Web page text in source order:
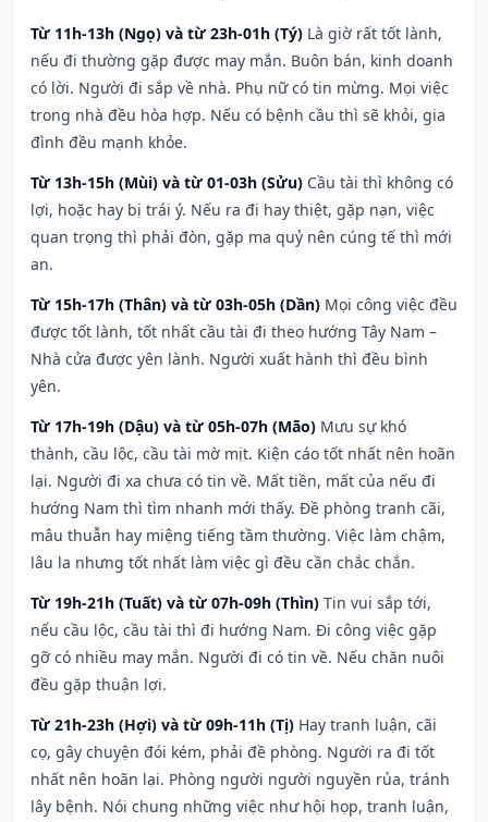
Từ 11h-13h (Ngọ) và từ 23h-01h (Tý) Là giờ rất tốt lành,
nếu đi thường gặp được may mắn. Buôn bán, kinh doanh
có lời. Người đi sắp về nhà. Phụ nữ có tin mừng. Mọi việc
trong nhà đều hòa hợp. Nếu có bệnh cầu thì sẽ khỏi, gia
đình đều mạnh khỏe.
Từ 13h-15h (Mùi) và từ 01-03h (Sửu) Cầu tài thì không có
lợi, hoặc hay bị trái ý. Nếu ra đi hay thiệt, gặp nạn, việc
quan trọng thì phải đòn, gặp ma quỷ nên cúng tế thì mới
an.
Từ 15h-17h (Thân) và từ 03h-05h (Dần) Mọi công việc đều
được tốt lành, tốt nhất cầu tài đi theo hướng Tây Nam –
Nhà cửa được yên lành. Người xuất hành thì đều bình
yên.
Từ 17h-19h (Dậu) và từ 05h-07h (Mão) Mưu sự khó
thành, cầu lộc, cầu tài mờ mịt. Kiện cáo tốt nhất nên hoãn
lại. Người đi xa chưa có tin về. Mất tiền, mất của nếu đi
hướng Nam thì tìm nhanh mới thấy. Đề phòng tranh cãi,
mâu thuẫn hay miệng tiếng tầm thường. Việc làm chậm,
lâu la nhưng tốt nhất làm việc gì đều cần chắc chắn.
Từ 19h-21h (Tuất) và từ 07h-09h (Thìn) Tin vui sắp tới,
nếu cầu lộc, cầu tài thì đi hướng Nam. Đi công việc gặp
gỡ có nhiều may mắn. Người đi có tin về. Nếu chăn nuôi
đều gặp thuận lợi.
Từ 21h-23h (Hợi) và từ 09h-11h (Tị) Hay tranh luận, cãi
cọ, gây chuyện đói kém, phải đề phòng. Người ra đi tốt
nhất nên hoãn lại. Phòng người người nguyền rủa, tránh
lây bệnh. Nói chung những việc như hội họp, tranh luận,